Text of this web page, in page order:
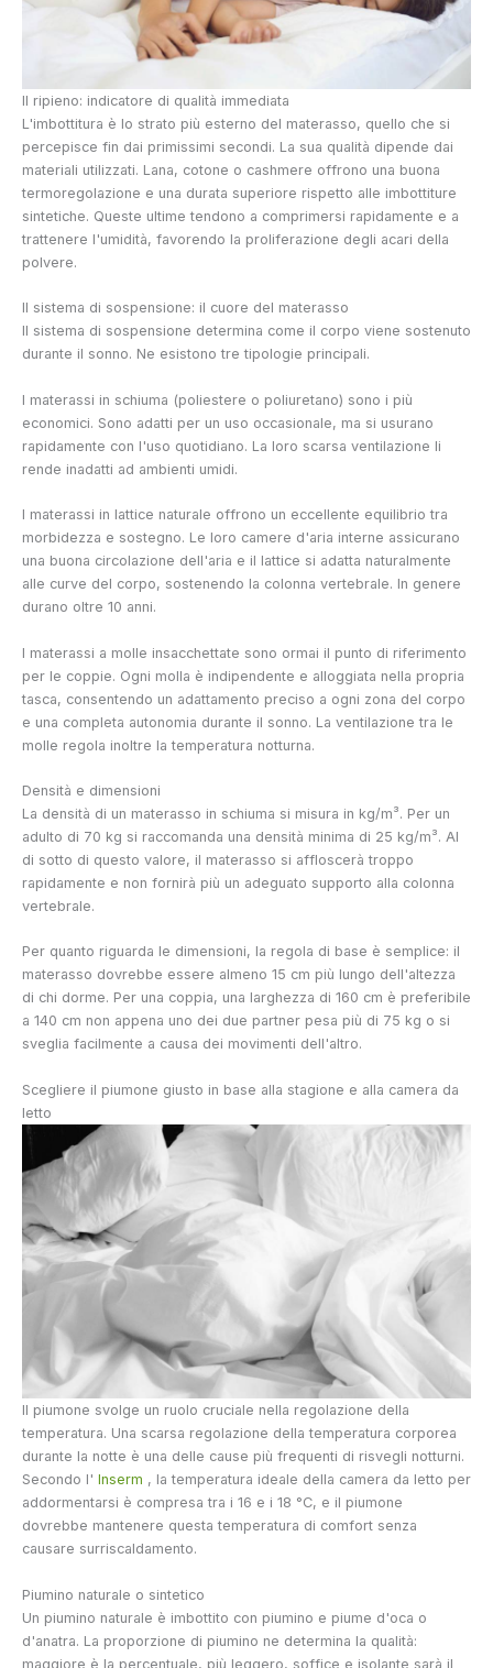
Il ripieno: indicatore di qualità immediata
L'imbottitura è lo strato più esterno del materasso, quello che si
percepisce fin dai primissimi secondi. La sua qualità dipende dai
materiali utilizzati. Lana, cotone o cashmere offrono una buona
termoregolazione e una durata superiore rispetto alle imbottiture
sintetiche. Queste ultime tendono a comprimersi rapidamente e a
trattenere l'umidità, favorendo la proliferazione degli acari della
polvere.
Il sistema di sospensione: il cuore del materasso
Il sistema di sospensione determina come il corpo viene sostenuto
durante il sonno. Ne esistono tre tipologie principali.
I materassi in schiuma (poliestere o poliuretano) sono i più
economici. Sono adatti per un uso occasionale, ma si usurano
rapidamente con l'uso quotidiano. La loro scarsa ventilazione li
rende inadatti ad ambienti umidi.
I materassi in lattice naturale offrono un eccellente equilibrio tra
morbidezza e sostegno. Le loro camere d'aria interne assicurano
una buona circolazione dell'aria e il lattice si adatta naturalmente
alle curve del corpo, sostenendo la colonna vertebrale. In genere
durano oltre 10 anni.
I materassi a molle insacchettate sono ormai il punto di riferimento
per le coppie. Ogni molla è indipendente e alloggiata nella propria
tasca, consentendo un adattamento preciso a ogni zona del corpo
e una completa autonomia durante il sonno. La ventilazione tra le
molle regola inoltre la temperatura notturna.
Densità e dimensioni
La densità di un materasso in schiuma si misura in kg/m³. Per un
adulto di 70 kg si raccomanda una densità minima di 25 kg/m³. Al
di sotto di questo valore, il materasso si affloscerà troppo
rapidamente e non fornirà più un adeguato supporto alla colonna
vertebrale.
Per quanto riguarda le dimensioni, la regola di base è semplice: il
materasso dovrebbe essere almeno 15 cm più lungo dell'altezza
di chi dorme. Per una coppia, una larghezza di 160 cm è preferibile
a 140 cm non appena uno dei due partner pesa più di 75 kg o si
sveglia facilmente a causa dei movimenti dell'altro.
Scegliere il piumone giusto in base alla stagione e alla camera da
letto
Il piumone svolge un ruolo cruciale nella regolazione della
temperatura. Una scarsa regolazione della temperatura corporea
durante la notte è una delle cause più frequenti di risvegli notturni.
Secondo l' Inserm , la temperatura ideale della camera da letto per
addormentarsi è compresa tra i 16 e i 18 °C, e il piumone
dovrebbe mantenere questa temperatura di comfort senza
causare surriscaldamento.
Piumino naturale o sintetico
Un piumino naturale è imbottito con piumino e piume d'oca o
d'anatra. La proporzione di piumino ne determina la qualità:
maggiore è la percentuale, più leggero, soffice e isolante sarà il